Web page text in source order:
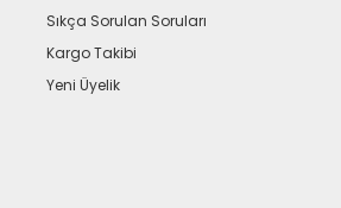
Sıkça Sorulan Soruları
Kargo Takibi
Yeni Üyelik